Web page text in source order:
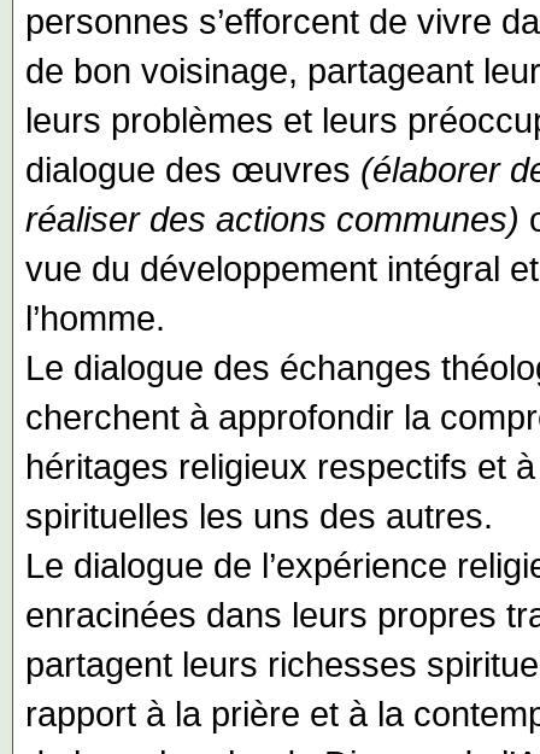
personnes s’efforcent de vivre
de bon voisinage, partageant
leurs problèmes et leurs
dialogue des œuvres (élaborer
réaliser des actions communes)
vue du développement intégral
l’homme.
Le dialogue des échanges
cherchent à approfondir la
héritages religieux respectifs et
spirituelles les uns des autres.
Le dialogue de l’expérience
enracinées dans leurs propres
partagent leurs richesses
rapport à la prière et à la